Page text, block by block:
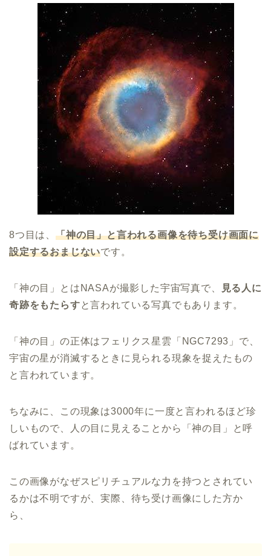
8つ目は、 「神の目」と言われる画像を待ち受け画面に
設定するおまじないです。
「神の目」とはNASAが撮影した宇宙写真で、
見る人に
奇跡をもたらすと言われている写真でもあります。
「神の目」の正体はフェリクス星雲「NGC7293」で、
宇宙の星が消滅するときに見られる現象を捉えたもの
と言われています。
ちなみに、この現象は3000年に一度と言われるほど珍
しいもので、人の目に見えることから「神の目」と呼
ばれています。
この画像がなぜスピリチュアルな力を持つとされてい
るかは不明ですが、実際、待ち受け画像にした方か
ら、